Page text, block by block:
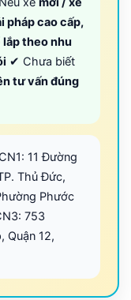
pháp cao cấp,
lắp theo nhu
✔ Chưa biết
tư vấn đúng
11 Đường
Thủ Đức,
Phước
753
Quận 12,